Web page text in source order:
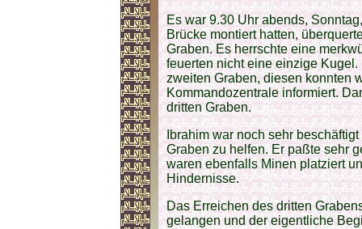
Es war 9.30 Uhr abends,
Brücke montiert hatten,
Graben. Es herrschte eine
feuerten nicht eine einzige
zweiten Graben, diesen konnten
Kommandozentrale informiert.
dritten Graben.
Ibrahim war noch sehr
Graben zu helfen. Er paßte sehr
waren ebenfalls Minen platziert
Hindernisse.
Das Erreichen des dritten
gelangen und der eigentliche